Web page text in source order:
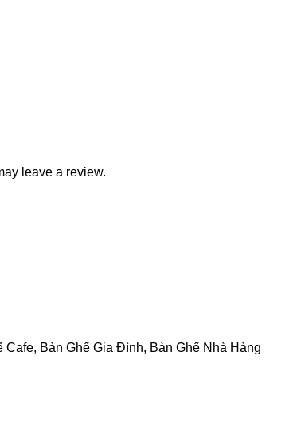
leave a review.
Cafe, Bàn Ghế Gia Đình, Bàn Ghế Nhà Hàng